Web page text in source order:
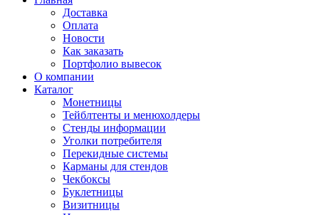
Доставка
Оплата
Новости
Как заказать
Портфолио вывесок
О компании
Каталог
Монетницы
Тейблтенты и менюхолдеры
Стенды информации
Уголки потребителя
Перекидные системы
Карманы для стендов
Чекбоксы
Буклетницы
Визитницы